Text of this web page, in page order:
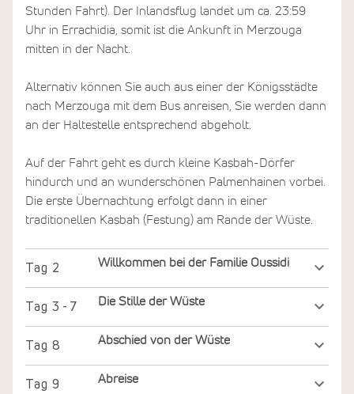
Stunden Fahrt). Der Inlandsflug landet um ca. 23:59
Uhr in Errachidia, somit ist die Ankunft in Merzouga
mitten in der Nacht.
Alternativ können Sie auch aus einer der Königsstädte
nach Merzouga mit dem Bus anreisen, Sie werden dann
an der Haltestelle entsprechend abgeholt.
Auf der Fahrt geht es durch kleine Kasbah-Dörfer
hindurch und an wunderschönen Palmenhainen vorbei.
Die erste Übernachtung erfolgt dann in einer
traditionellen Kasbah (Festung) am Rande der Wüste.
Tag 2 Willkommen bei der Familie Oussidi
Tag 3 - 7 Die Stille der Wüste
Tag 8 Abschied von der Wüste
Tag 9 Abreise